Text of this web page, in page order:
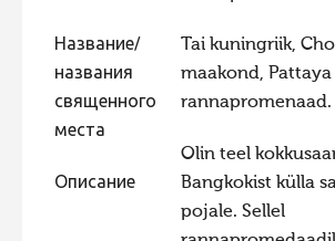
Фотоконкурс 2014
Фотоконкурс 2013
Фотоконкурс 2012
Фотоконкурс 2011
Фотоконкурс 2010
Название/
названия
священного
места
Tai kuningriik,
maakond, Pattaya
rannapromenaad.
Описание
Olin teel
Bangkokist külla
pojale. Sellel